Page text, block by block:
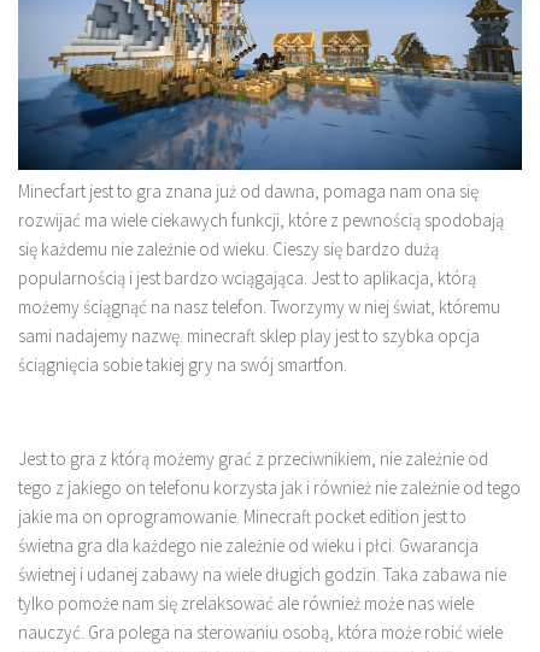
Minecfart jest to gra znana już od dawna, pomaga nam ona się
rozwijać ma wiele ciekawych funkcji, które z pewnością spodobają
się każdemu nie zależnie od wieku. Cieszy się bardzo dużą
popularnością i jest bardzo wciągająca. Jest to aplikacja, którą
możemy ściągnąć na nasz telefon. Tworzymy w niej świat, któremu
sami nadajemy nazwę. minecraft sklep play jest to szybka opcja
ściągnięcia sobie takiej gry na swój smartfon.
Jest to gra z którą możemy grać z przeciwnikiem, nie zależnie od
tego z jakiego on telefonu korzysta jak i również nie zależnie od tego
jakie ma on oprogramowanie. Minecraft pocket edition jest to
świetna gra dla każdego nie zależnie od wieku i płci. Gwarancja
świetnej i udanej zabawy na wiele długich godzin. Taka zabawa nie
tylko pomoże nam się zrelaksować ale również może nas wiele
nauczyć. Gra polega na sterowaniu osobą, która może robić wiele